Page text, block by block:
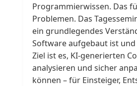
Programmierwissen. Das
Problemen. Das
ein grundlegendes
Software aufgebaut ist
Ziel ist es, KI-generierten
analysieren und sicher
können – für Einsteiger,